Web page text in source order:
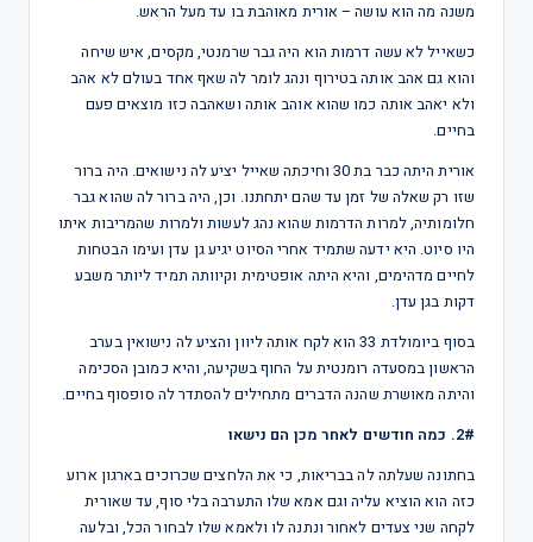
משנה מה הוא עושה – אורית מאוהבת בו עד מעל הראש.
כשאייל לא עשה דרמות הוא היה גבר שרמנטי, מקסים, איש שיחה
והוא גם אהב אותה בטירוף ונהג לומר לה שאף אחד בעולם לא אהב
ולא יאהב אותה כמו שהוא אוהב אותה ושאהבה כזו מוצאים פעם
בחיים.
אורית היתה כבר בת 30 וחיכתה שאייל יציע לה נישואים. היה ברור
שזו רק שאלה של זמן עד שהם יתחתנו. וכן, היה ברור לה שהוא גבר
חלומותיה, למרות הדרמות שהוא נהג לעשות ולמרות שהמריבות איתו
היו סיוט. היא ידעה שתמיד אחרי הסיוט יגיע גן עדן ועימו הבטחות
לחיים מדהימים, והיא היתה אופטימית וקיוותה תמיד ליותר משבע
דקות בגן עדן.
בסוף ביומולדת 33 הוא לקח אותה ליוון והציע לה נישואין בערב
הראשון במסעדה רומנטית על החוף בשקיעה, והיא כמובן הסכימה
והיתה מאושרת שהנה הדברים מתחילים להסתדר לה סופסוף בחיים.
2#. כמה חודשים לאחר מכן הם נישאו
בחתונה שעלתה לה בבריאות, כי את הלחצים שכרוכים בארגון ארוע
כזה הוא הוציא עליה וגם אמא שלו התערבה בלי סוף, עד שאורית
לקחה שני צעדים לאחור ונתנה לו ולאמא שלו לבחור הכל, ובלעה